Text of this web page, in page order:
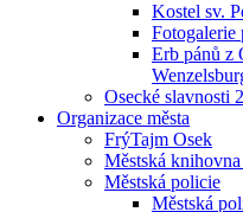
Kostel sv.
Fotogalerie
Erb pánů z
Osecké slavnosti
Organizace města
FrýTajm Osek
Městská
Městská policie
Městská